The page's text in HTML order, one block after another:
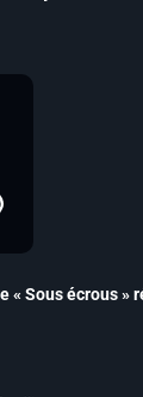
« Sous écrous »